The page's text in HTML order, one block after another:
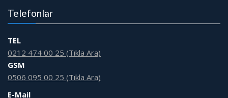
Telefonlar
TEL
0212 474 00 25 (Tıkla Ara)
GSM
0506 095 00 25 (Tıkla Ara)
E-Mail